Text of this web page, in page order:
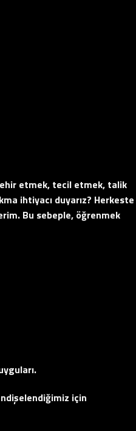
etmek, tecil etmek, talik
ihtiyacı duyarız? Herkeste
Bu sebeple, öğrenmek
için